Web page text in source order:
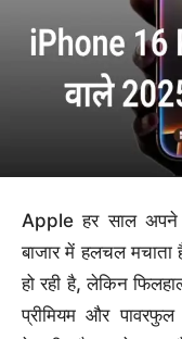
Apple हर साल अपने
बाजार में हलचल
हो रही है, लेकिन
प्रीमियम और